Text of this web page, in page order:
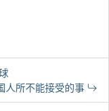
人所不能接受的事